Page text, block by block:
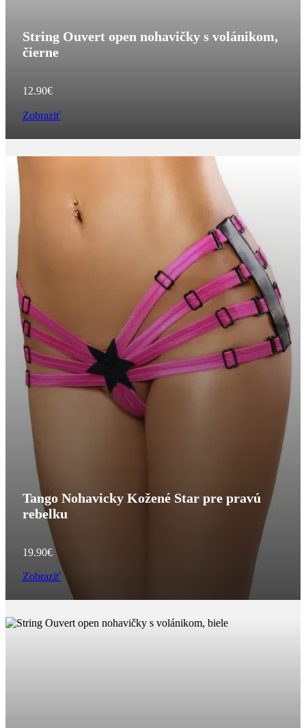
String Ouvert open nohavičky s volánikom,
čierne
12.90€
Zobraziť
Tango Nohavicky Kožené Star pre pravú
rebelku
19.90€
Zobraziť